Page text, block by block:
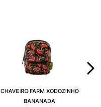
CHAVEIRO FARM XODOZINHO
BANANADA